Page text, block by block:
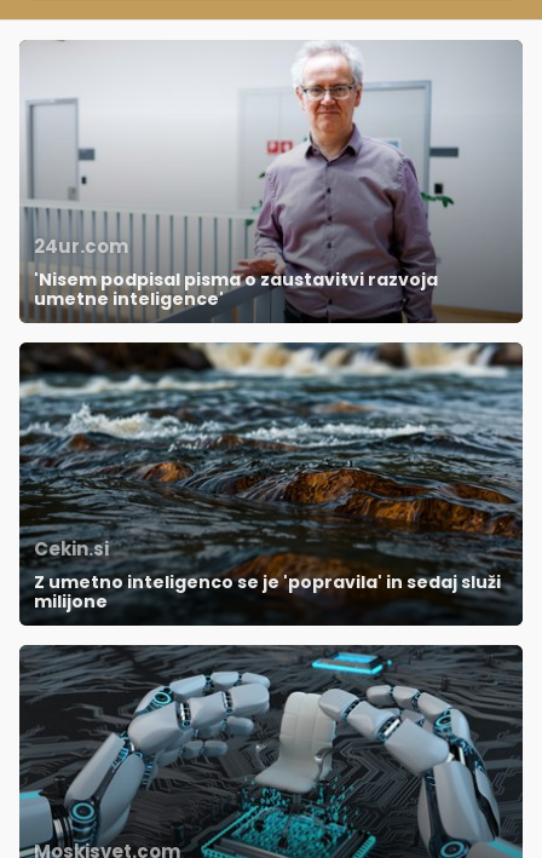
24ur.com
'Nisem podpisal pisma o zaustavitvi razvoja
umetne inteligence'
Cekin.si
Z umetno inteligenco se je 'popravila' in sedaj služi
milijone
Moskisvet.com